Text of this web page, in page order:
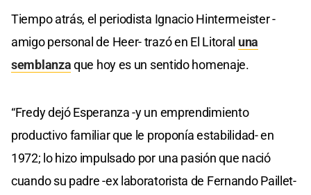
Tiempo atrás, el periodista Ignacio Hintermeister -
amigo personal de Heer- trazó en El Litoral una
semblanzaque hoy es un sentido homenaje.
“Fredy dejó Esperanza -y un emprendimiento
productivo familiar que le proponía estabilidad- en
1972; lo hizo impulsado por una pasión que nació
cuando su padre -ex laboratorista de Fernando Paillet-